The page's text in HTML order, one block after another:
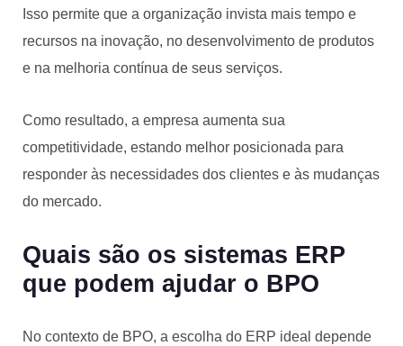
Isso permite que a organização invista mais tempo e
recursos na inovação, no desenvolvimento de produtos
e na melhoria contínua de seus serviços.
Como resultado, a empresa aumenta sua
competitividade, estando melhor posicionada para
responder às necessidades dos clientes e às mudanças
do mercado.
Quais são os sistemas ERP
que podem ajudar o BPO
No contexto de BPO, a escolha do ERP ideal depende